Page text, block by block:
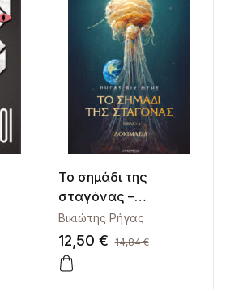
Το σημάδι της
σταγόνας –
Δοκιμασία
Βικιώτης Ρήγας
12,50 € 14,84€